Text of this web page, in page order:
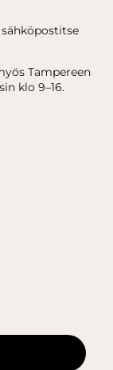
Tampereen
klo 9–16.